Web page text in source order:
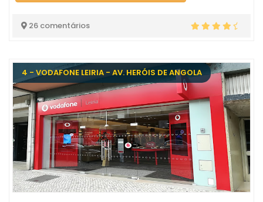
26 comentários
4 - VODAFONE LEIRIA - AV. HERÓIS DE ANGOLA